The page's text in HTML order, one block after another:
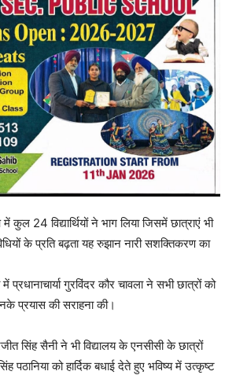
24 विद्यार्थियों ने भाग लिया जिसमें छात्राएं भी
के प्रति बढ़ता यह रुझान नारी सशक्तिकरण का
में प्रधानाचार्या गुरविंदर कौर चावला ने सभी छात्रों को
प्रयास की सराहना की।
सिंह सैनी ने भी विद्यालय के एनसीसी के छात्रों
पठानिया को हार्दिक बधाई देते हुए भविष्य में उत्कृष्ट